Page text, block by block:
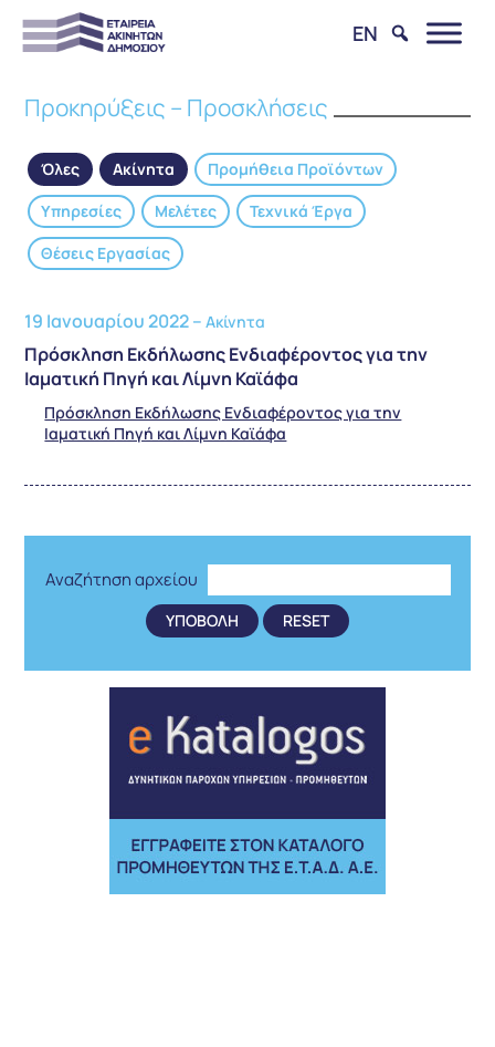
EN
Προκηρύξεις – Προσκλήσεις
Όλες Ακίνητα
Προμήθεια Προϊόντων
Υπηρεσίες
Μελέτες
Τεχνικά Έργα
Θέσεις Εργασίας
19 Ιανουαρίου 2022 –Ακίνητα
Πρόσκληση Εκδήλωσης Ενδιαφέροντος για την
Ιαματική Πηγή και Λίμνη Καϊάφα
Πρόσκληση Εκδήλωσης Ενδιαφέροντος για την
Ιαματική Πηγή και Λίμνη Καϊάφα
Αναζήτηση αρχείου